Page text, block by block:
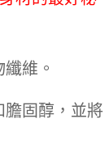
維。
膽固醇，並將